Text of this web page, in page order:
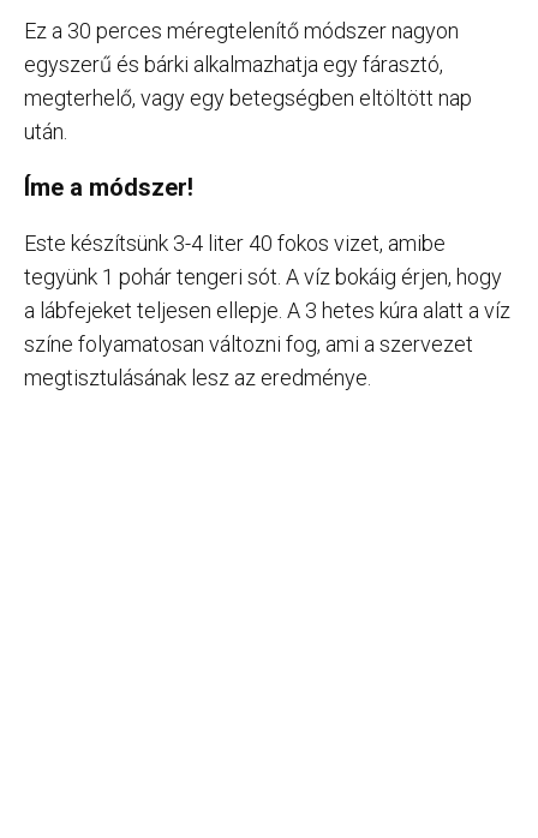
Ez a 30 perces méregtelenítő módszer nagyon
egyszerű és bárki alkalmazhatja egy fárasztó,
megterhelő, vagy egy betegségben eltöltött nap
után.
Íme a módszer!
Este készítsünk 3-4 liter 40 fokos vizet, amibe
tegyünk 1 pohár tengeri sót. A víz bokáig érjen, hogy
a lábfejeket teljesen ellepje. A 3 hetes kúra alatt a víz
színe folyamatosan változni fog, ami a szervezet
megtisztulásának lesz az eredménye.